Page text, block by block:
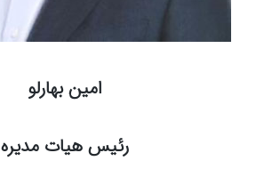
امین بهارلو
رئیس هیات مدیره